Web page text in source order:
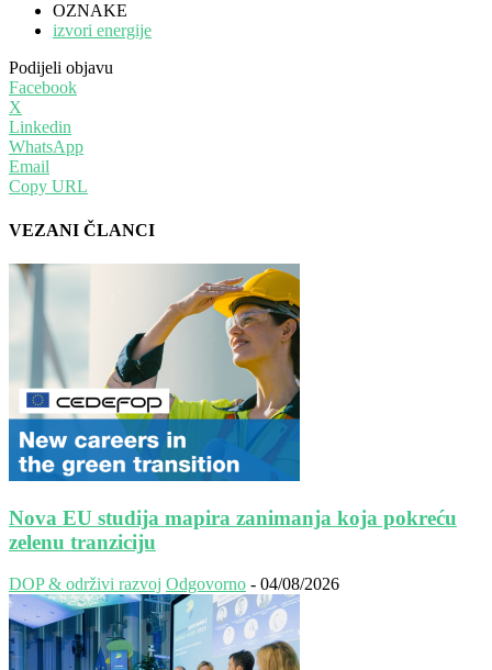
OZNAKE
izvori energije
Podijeli objavu
Facebook
X
Linkedin
WhatsApp
Email
Copy URL
VEZANI ČLANCI
Nova EU studija mapira zanimanja koja pokreću
zelenu tranziciju
DOP & održivi razvoj Odgovorno - 04/08/2026